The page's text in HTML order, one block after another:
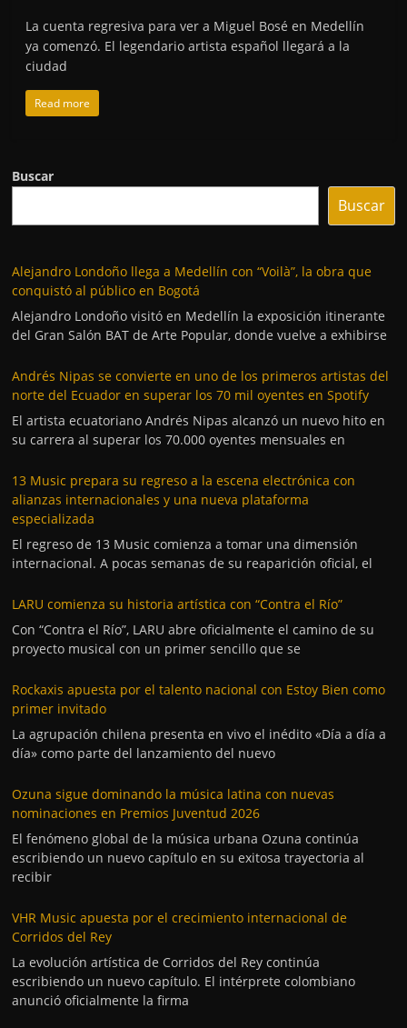
La cuenta regresiva para ver a Miguel Bosé en Medellín
ya comenzó. El legendario artista español llegará a la
ciudad
Read more
Buscar
Buscar
Alejandro Londoño llega a Medellín con “Voilà”, la obra que
conquistó al público en Bogotá
Alejandro Londoño visitó en Medellín la exposición itinerante
del Gran Salón BAT de Arte Popular, donde vuelve a exhibirse
Andrés Nipas se convierte en uno de los primeros artistas del
norte del Ecuador en superar los 70 mil oyentes en Spotify
El artista ecuatoriano Andrés Nipas alcanzó un nuevo hito en
su carrera al superar los 70.000 oyentes mensuales en
13 Music prepara su regreso a la escena electrónica con
alianzas internacionales y una nueva plataforma
especializada
El regreso de 13 Music comienza a tomar una dimensión
internacional. A pocas semanas de su reaparición oficial, el
LARU comienza su historia artística con “Contra el Río”
Con “Contra el Río”, LARU abre oficialmente el camino de su
proyecto musical con un primer sencillo que se
Rockaxis apuesta por el talento nacional con Estoy Bien como
primer invitado
La agrupación chilena presenta en vivo el inédito «Día a día a
día» como parte del lanzamiento del nuevo
Ozuna sigue dominando la música latina con nuevas
nominaciones en Premios Juventud 2026
El fenómeno global de la música urbana Ozuna continúa
escribiendo un nuevo capítulo en su exitosa trayectoria al
recibir
VHR Music apuesta por el crecimiento internacional de
Corridos del Rey
La evolución artística de Corridos del Rey continúa
escribiendo un nuevo capítulo. El intérprete colombiano
anunció oficialmente la firma